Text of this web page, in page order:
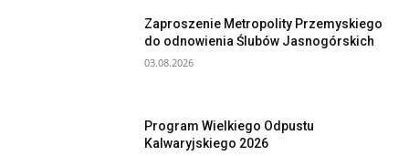
Zaproszenie Metropolity Przemyskiego
do odnowienia Ślubów Jasnogórskich
03.08.2026
Program Wielkiego Odpustu
Kalwaryjskiego 2026